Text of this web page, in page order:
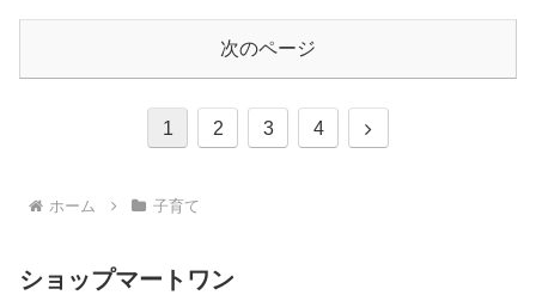
次のページ
1 2 3 4
次
ホーム 子育て
ショップマートワン